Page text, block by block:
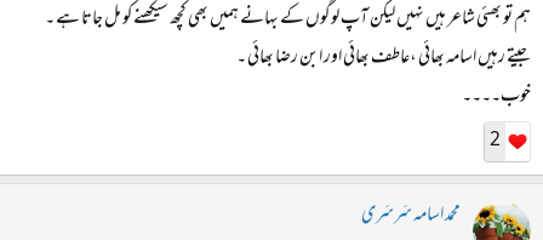
ہم تو بھئی شاعر ہیں نہیں لیکن آپ لوگوں کے بہانے ہمیں بھی کچھ سیکھنے کو مل جاتا ہے ۔
جیتے رہیں اسامہ بھائی ،عاطف بھائی اور ابن رضا بھائی ۔
خوب۔۔۔۔
2
محمد اسامہ سَرسَری